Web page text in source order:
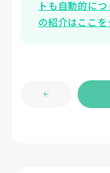
トも自動的に
の紹介はここ